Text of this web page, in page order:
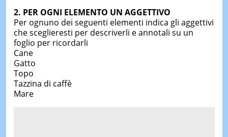
2. PER OGNI ELEMENTO UN AGGETTIVO
Per ognuno dei seguenti elementi indica gli aggettivi
che sceglieresti per descriverli e annotali su un
foglio per ricordarli
Cane
Gatto
Topo
Tazzina di caffè
Mare